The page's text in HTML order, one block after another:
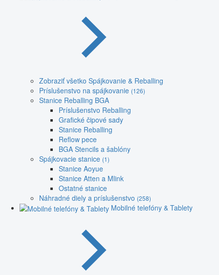
Zobraziť všetko Spájkovanie & Reballing
Príslušenstvo na spájkovanie (126)
Stanice Reballing BGA
Príslušenstvo Reballing
Grafické čipové sady
Stanice Reballing
Reflow pece
BGA Stencils a šablóny
Spájkovacie stanice (1)
Stanice Aoyue
Stanice Atten a Mlink
Ostatné stanice
Náhradné diely a príslušenstvo (258)
Mobilné telefóny & Tablety